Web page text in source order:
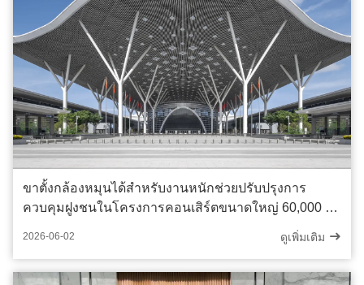
ขาตั้งกล้องหมุนได้สำหรับงานหนักช่วยปรับปรุงการ
ควบคุมฝูงชนในโครงการคอนเสิร์ตขนาดใหญ่ 60,000 ที่
2026-06-02 ดูเพิ่มเติม